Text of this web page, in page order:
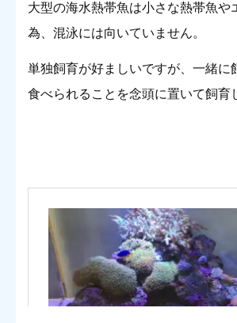
大型の海水熱帯魚は小さな熱帯魚や
為、混泳には向いていません。
単独飼育が好ましいですが、一緒に
食べられることを念頭に置いて飼育